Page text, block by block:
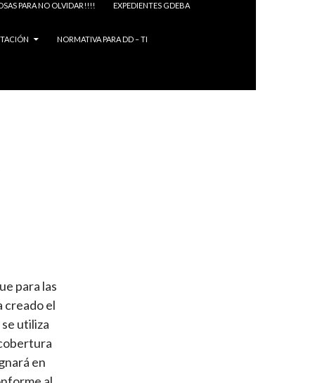
PARA NO OLVIDAR!!!! EXPEDIENTES GDEBA
NORMATIVA PARA DD – TI
para las
creado el
se utiliza
en